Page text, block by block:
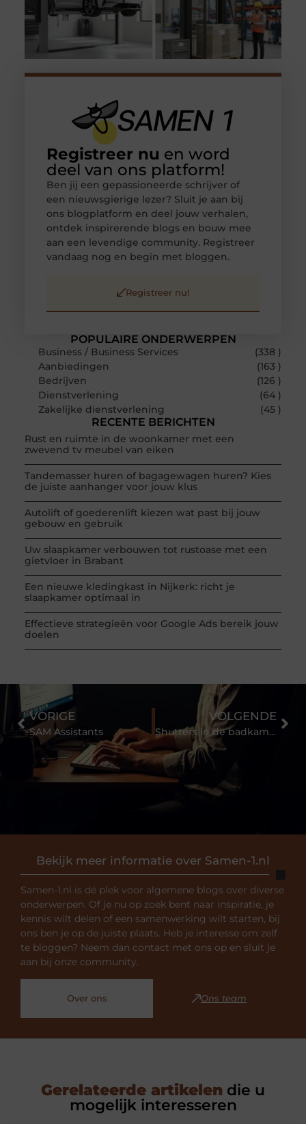
POPULAIRE ONDERWERPEN
Business / Business Services
(338 )
Aanbiedingen
(163 )
Bedrijven
(126 )
Dienstverlening
(64 )
Zakelijke dienstverlening
(45 )
RECENTE BERICHTEN
Rust en ruimte in de woonkamer met een
zwevend tv meubel van eiken
Tandemasser huren of bagagewagen huren? Kies
de juiste aanhanger voor jouw klus
Autolift of goederenlift kiezen wat past bij jouw
gebouw en gebruik
Uw slaapkamer verbouwen tot rustoase met een
gietvloer in Brabant
Een nieuwe kledingkast in Nijkerk: richt je
slaapkamer optimaal in
Effectieve strategieën voor Google Ads bereik jouw
doelen
Registreer nu en word
deel van ons platform!
Ben jij een gepassioneerde schrijver of
een nieuwsgierige lezer? Sluit je aan bij
ons blogplatform en deel jouw verhalen,
ontdek inspirerende blogs en bouw mee
aan een levendige community. Registreer
vandaag nog en begin met bloggen.
Registreer nu!
Bekijk meer informatie over Samen-1.nl
Samen-1.nl is dé plek voor algemene blogs over diverse
onderwerpen. Of je nu op zoek bent naar inspiratie, je
kennis wilt delen of een samenwerking wilt starten, bij
ons ben je op de juiste plaats. Heb je interesse om zelf
te bloggen? Neem dan contact met ons op en sluit je
aan bij onze community.
Over ons Ons team
VORIGE
SAM Assistants
VOLGENDE
Shutters in de badkamer
Gerelateerde artikelen die u
mogelijk interesseren